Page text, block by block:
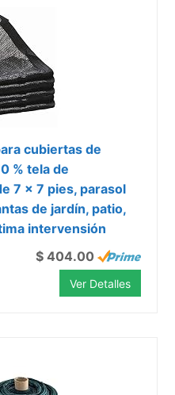
cubiertas de
% tela de
7 x 7 pies, parasol
de jardín, patio,
intervensión
$ 404.00
Ver Detalles